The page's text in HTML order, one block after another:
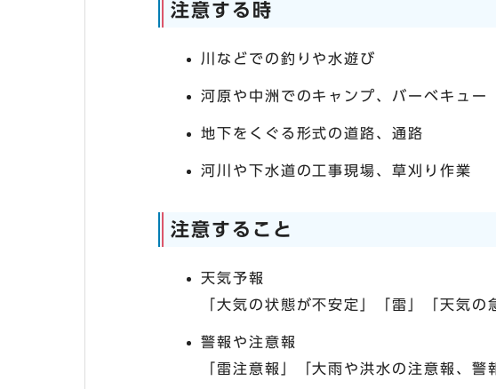
注意する時
川などでの釣りや水遊び
河原や中洲でのキャンプ、バーベキュー
地下をくぐる形式の道路、通路
河川や下水道の工事現場、草刈り作業
注意すること
天気予報
「大気の状態が不安定」「雷」「天気
警報や注意報
「雷注意報」「大雨や洪水の注意報、警